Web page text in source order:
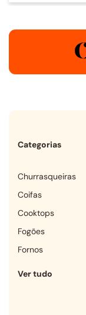
Categorias
churrasqueiras
coifas
cooktops
fogões
fornos
Ver tudo